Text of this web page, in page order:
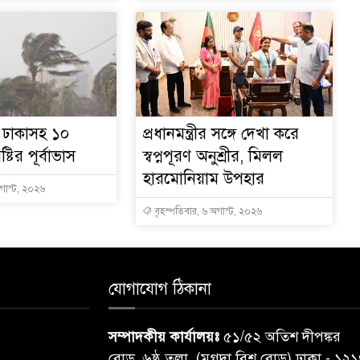
১০
পূর্বাভাস
২০২৬
প্রধানমন্ত্রীর সঙ্গে দেখা করে
স্বপ্নপূরণ অনুশ্রীর, মিলল
হারমোনিয়াম উপহার
বৃহস্পতিবার, ৬ অগাস্ট, ২০২৬
যোগাযোগ ঠিকানা
সম্পাদকীয় কার্যালয়ঃ ৫১/৫২ অতিশ দীপঙ্কর